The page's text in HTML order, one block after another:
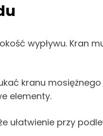
wypływu. Kran
kranu
elementy.
ułatwienie przy